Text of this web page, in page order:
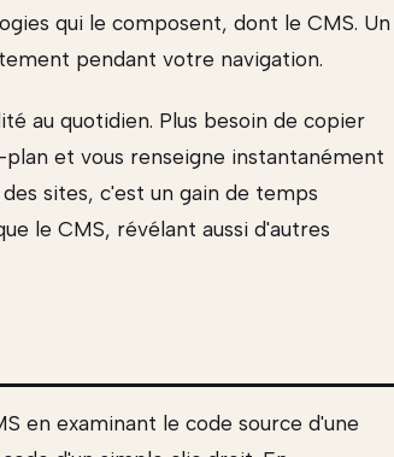
qui le composent, dont le CMS. Un
pendant votre navigation.
au quotidien. Plus besoin de copier
et vous renseigne instantanément
sites, c'est un gain de temps
le CMS, révélant aussi d'autres
en examinant le code source d'une